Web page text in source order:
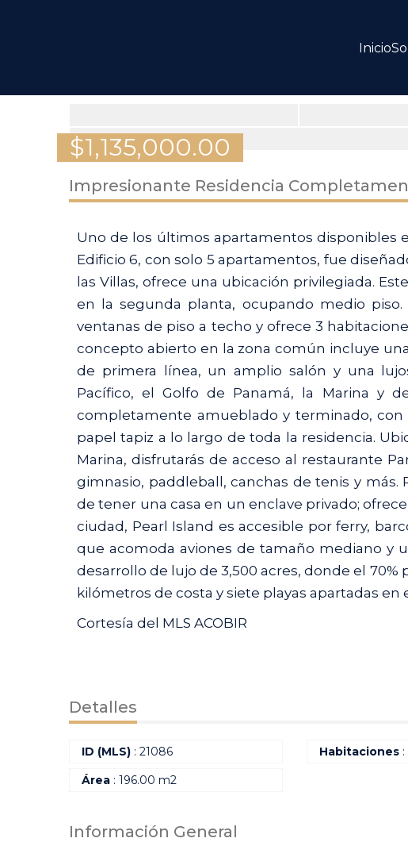
Inicio
$1,135,000.00
Impresionante Residencia
Uno de los últimos apartamentos disponibles
Edificio 6, con solo 5 apartamentos, fue
las Villas, ofrece una ubicación privilegiada.
en la segunda planta, ocupando medio
ventanas de piso a techo y ofrece 3
concepto abierto en la zona común incluye
de primera línea, un amplio salón y una
Pacífico, el Golfo de Panamá, la Marina y
completamente amueblado y terminado,
papel tapiz a lo largo de toda la residencia.
Marina, disfrutarás de acceso al restaurante
gimnasio, paddleball, canchas de tenis y más.
de tener una casa en un enclave privado;
ciudad, Pearl Island es accesible por ferry,
que acomoda aviones de tamaño mediano y
desarrollo de lujo de 3,500 acres, donde el
kilómetros de costa y siete playas apartadas en
Cortesía del MLS ACOBIR
Detalles
ID (MLS) : 21086 Habitaciones:
Área : 196.00 m2
Información General